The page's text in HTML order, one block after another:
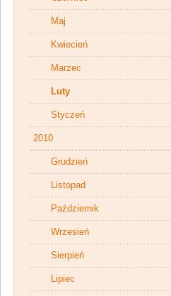
Maj
Kwiecień
Marzec
Luty
Styczeń
2010
Grudzień
Listopad
Październik
Wrzesień
Sierpień
Lipiec